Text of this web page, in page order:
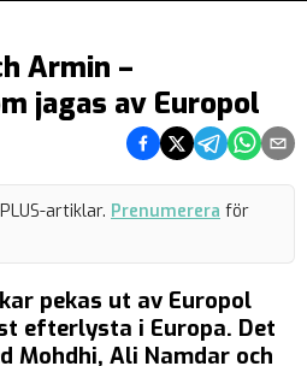
Armin –
jagas av Europol
Dela på Facebook
Dela på Twitter
Dela påDela på
Dela
artiklar. Prenumerera för
pekas ut av Europol
efterlysta i Europa. Det
Mohdhi, Ali Namdar och